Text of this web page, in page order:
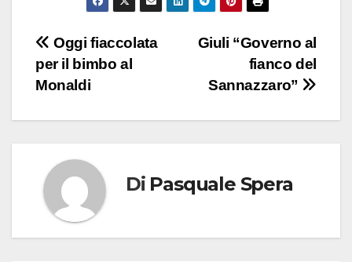
Navigazione
articoli
Giuli “Governo al
fianco del
Sannazzaro”
Oggi fiaccolata
per il bimbo al
Monaldi
Di Pasquale Spera